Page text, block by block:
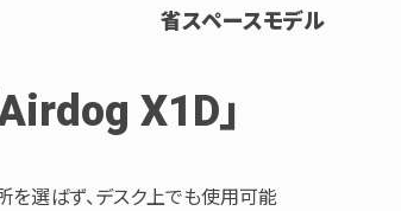
省スペースモデル
X1D」
を選ばず、デスク上でも使用可能